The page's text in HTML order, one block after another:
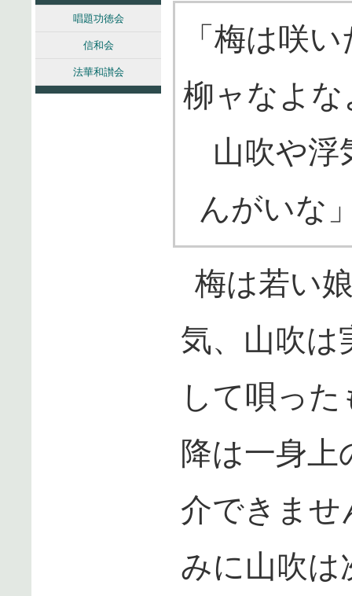
唱題功徳会
信和会
法華和讃会
「梅は咲
柳ャなよ
山吹や
んがいな
梅は若い
気、山吹は
して唄っ
降は一身
介できませ
みに山吹は